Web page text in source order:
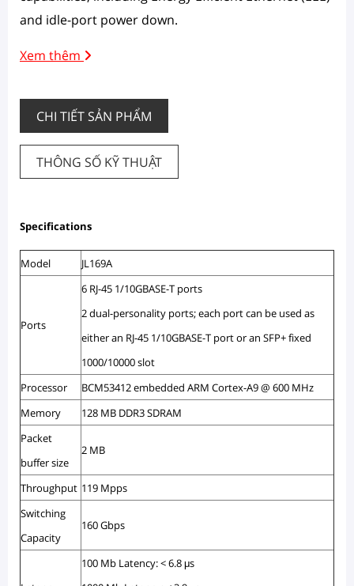
and idle-port power down.
Xem thêm
CHI TIẾT SẢN PHẨM
THÔNG SỐ KỸ THUẬT
Specifications
Model JL169A
Ports
6 RJ-45 1/10GBASE-T ports
2 dual-personality ports; each port can be used as
either an RJ-45 1/10GBASE-T port or an SFP+ fixed
1000/10000 slot
Processor
BCM53412 embedded ARM Cortex-A9 @ 600 MHz
Memory
128 MB DDR3 SDRAM
Packet
buffer size
2 MB
Throughput 119 Mpps
Switching
Capacity
160 Gbps
100 Mb Latency: < 6.8 μs